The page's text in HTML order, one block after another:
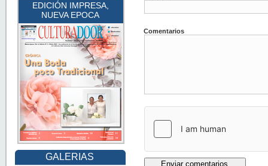
EDICIÓN IMPRESA,
NUEVA EPOCA
GALERIAS
Comentarios